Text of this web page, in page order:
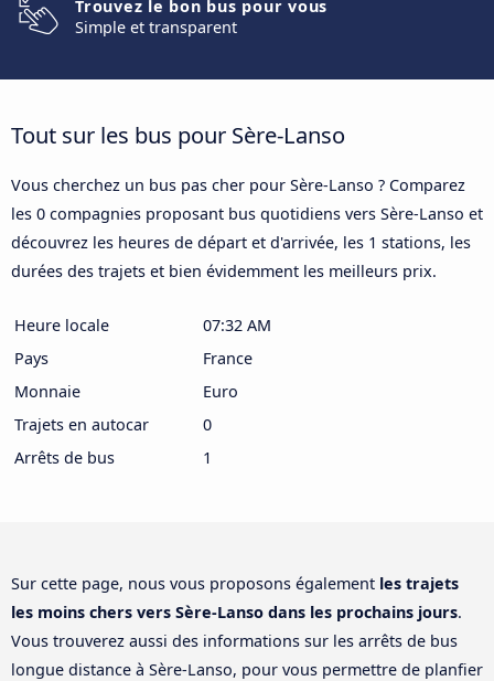
Trouvez le bon bus pour vous
Simple et transparent
Tout sur les bus pour Sère-Lanso
Vous cherchez un bus pas cher pour Sère-Lanso ? Comparez
les 0 compagnies proposant bus quotidiens vers Sère-Lanso et
découvrez les heures de départ et d'arrivée, les 1 stations, les
durées des trajets et bien évidemment les meilleurs prix.
Heure locale
07:32 AM
Pays
France
Monnaie
Euro
Trajets en autocar
0
Arrêts de bus
1
Sur cette page, nous vous proposons également les trajets
les moins chers vers Sère-Lanso dans les prochains jours.
Vous trouverez aussi des informations sur les arrêts de bus
longue distance à Sère-Lanso, pour vous permettre de planfier